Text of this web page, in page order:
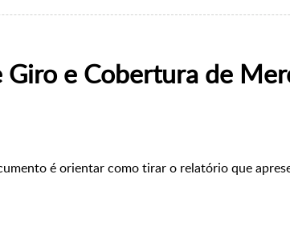
Giro e Cobertura de
é orientar como tirar o relatório que